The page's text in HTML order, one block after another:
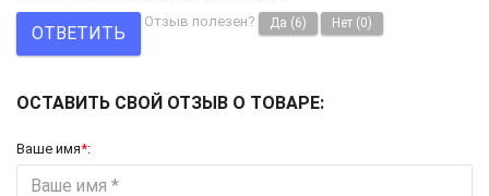
ОТВЕТИТЬ
Отзыв полезен? Да (6) Нет (0)
ОСТАВИТЬ СВОЙ ОТЗЫВ О ТОВАРЕ:
Ваше имя*: